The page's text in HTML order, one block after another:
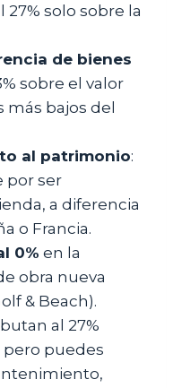
solo sobre la
de bienes
sobre el valor
bajos del
al patrimonio:
por ser
a diferencia
o Francia.
0% en la
obra nueva
& Beach).
al 27%
puedes